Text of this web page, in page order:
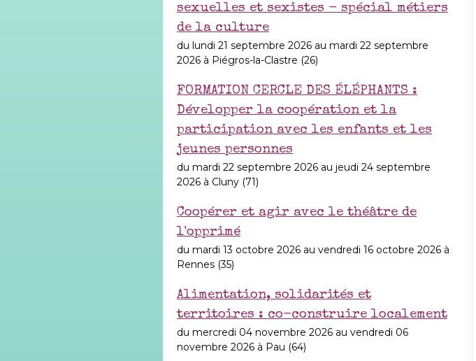
sexuelles et sexistes - spécial métiers
de la culture
du lundi 21 septembre 2026 au mardi 22 septembre
2026 à Piégros-la-Clastre (26)
FORMATION CERCLE DES ÉLÉPHANTS :
Développer la coopération et la
participation avec les enfants et les
jeunes personnes
du mardi 22 septembre 2026 au jeudi 24 septembre
2026 à Cluny (71)
Coopérer et agir avec le théâtre de
l'opprimé
du mardi 13 octobre 2026 au vendredi 16 octobre 2026 à
Rennes (35)
Alimentation, solidarités et
territoires : co-construire localement
du mercredi 04 novembre 2026 au vendredi 06
novembre 2026 à Pau (64)